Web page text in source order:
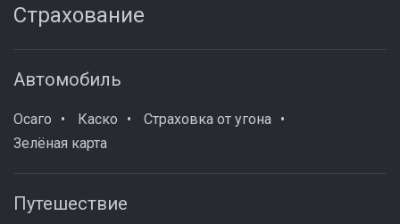
Страхование
Автомобиль
Осаго Каско
Страховка от угона
Зелёная карта
Путешествие